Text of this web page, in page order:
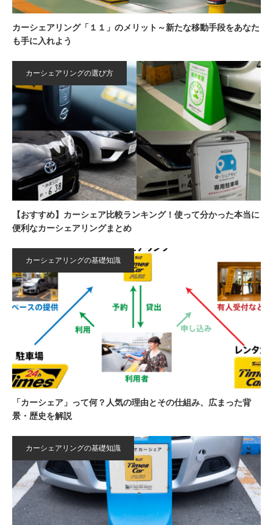
カーシェアリング「１１」のメリット～新たな移動手段をあなた
も手に入れよう
カーシェアリングの選び方
【おすすめ】カーシェア比較ランキング！使って分かった本当に
便利なカーシェアリングまとめ
カーシェアリングの基礎知識
「カーシェア」って何？人気の理由とその仕組み、広まった背
景・歴史を解説
カーシェアリングの基礎知識